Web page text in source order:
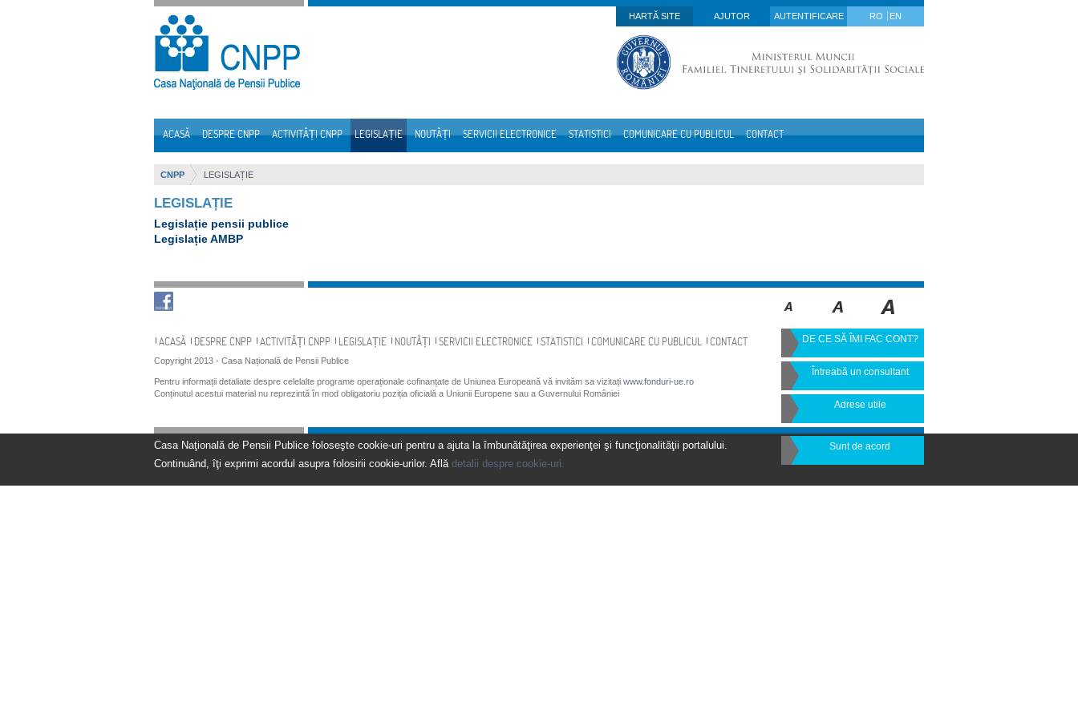
Sari la continut
HARTĂ SITE
AJUTOR AUTENTIFICARE RO EN
ACASĂ DESPRE CNPP ACTIVITĂȚI CNPP LEGISLAȚIE NOUTĂȚI SERVICII ELECTRONICE STATISTICI COMUNICARE CU PUBLICUL CONTACT
CNPP LEGISLAȚIE
LEGISLAȚIE
Legislație pensii publice
Legislație AMBP
Navigare
ACASĂ DESPRE CNPP ACTIVITĂȚI CNPP LEGISLAȚIE NOUTĂȚI SERVICII ELECTRONICE STATISTICI COMUNICARE CU PUBLICUL CONTACT
Copyright 2013 - Casa Națională de Pensii Publice
Pentru informații detaliate despre celelalte programe operaționale cofinanțate de Uniunea Europeană vă invităm sa vizitați www.fonduri-ue.ro
Conținutul acestui material nu reprezintă în mod obligatoriu poziția oficială a Uniunii Europene sau a Guvernului României
DE CE SĂ ÎMI FAC CONT?
Întreabă un consultant
Adrese utile
Casa Naţională de Pensii Publice foloseşte cookie-uri pentru a ajuta la îmbunătăţirea experienţei şi funcţionalităţii portalului.
Continuând, îţi exprimi acordul asupra folosirii cookie-urilor. Află detalii despre cookie-uri.
Sunt de acord